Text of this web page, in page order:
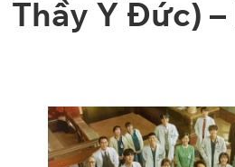
Thầy Y Đức) –